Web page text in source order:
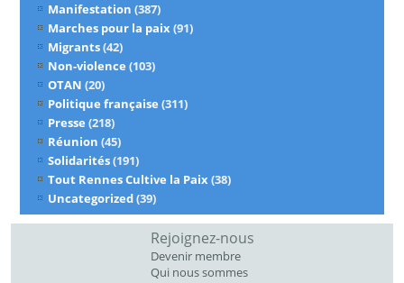
Manifestation (387)
Marches pour la paix(91)
Migrants(42)
Non-violence (103)
OTAN (20)
Politique française (311)
Presse (218)
Réunion (45)
Solidarités(191)
Tout Rennes Cultive la Paix(38)
Uncategorized(39)
Rejoignez-nous
Devenir membre
Qui nous sommes